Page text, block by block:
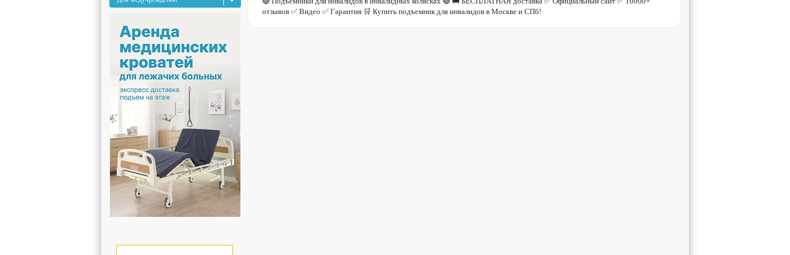
отзывов ✅ Видео ✅ Гарантия 🛒 Купить подъемник для инвалидов в Москве и СПб!